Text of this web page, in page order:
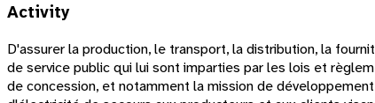
Activity
D'assurer la production, le transport, la distribution, la
de service public qui lui sont imparties par les lois et
de concession, et notamment la mission de